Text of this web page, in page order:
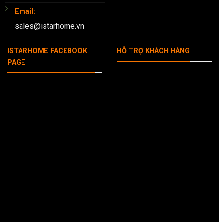
Email:
sales@istarhome.vn
ISTARHOME FACEBOOK
PAGE
HỖ TRỢ KHÁCH HÀNG